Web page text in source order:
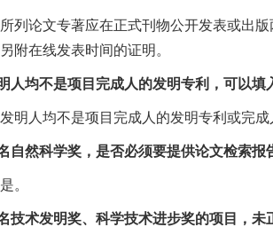
列论文专著应在正式刊物公开发表或出
附在线发表时间的证明。
人均不是项目完成人的发明专利，可以
明人均不是项目完成人的发明专利或完
自然科学奖，是否必须要提供论文检索报
。
技术发明奖、科学技术进步奖的项目，